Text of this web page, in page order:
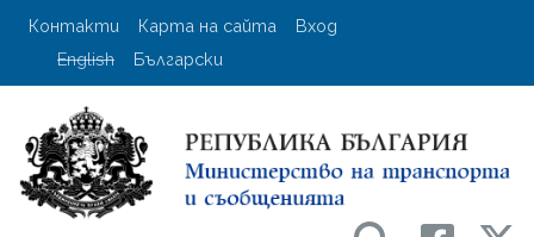
Премини
User account menu
Контакти Карта на сайта
Вход
English
Български